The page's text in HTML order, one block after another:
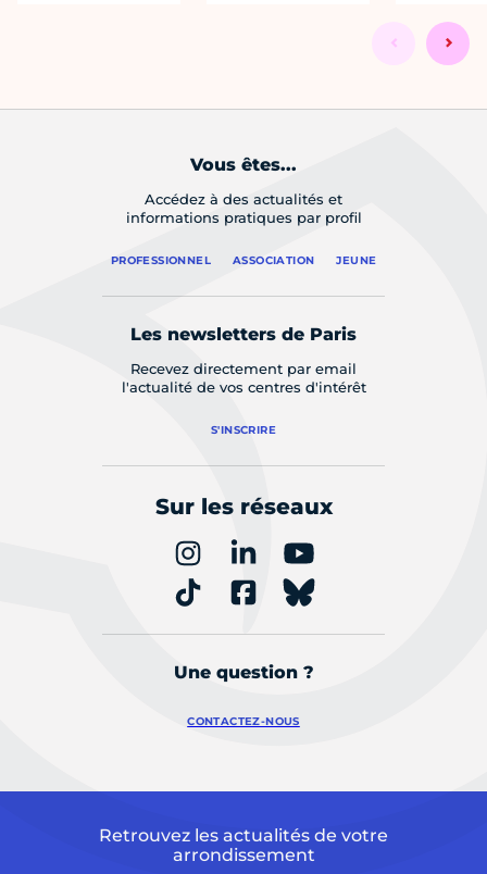
Vous êtes...
Accédez à des actualités et
informations pratiques par profil
PROFESSIONNEL ASSOCIATION JEUNE
Les newsletters de Paris
Recevez directement par email
l'actualité de vos centres d'intérêt
S'INSCRIRE
Sur les réseaux
Une question ?
CONTACTEZ-NOUS
Retrouvez les actualités de votre
arrondissement